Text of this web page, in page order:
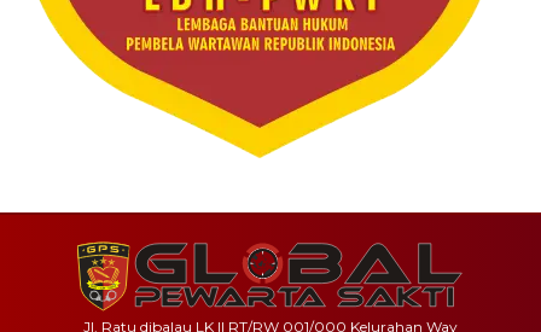
Jl. Ratu dibalau LK II RT/RW 001/000 Kelurahan Way